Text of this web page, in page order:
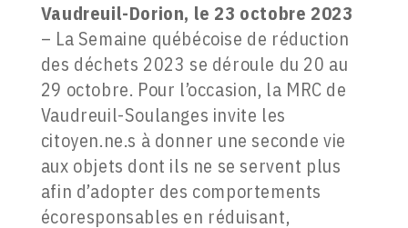
Vaudreuil-Dorion, le 23 octobre 2023
– La Semaine québécoise de réduction
des déchets 2023 se déroule du 20 au
29 octobre. Pour l’occasion, la MRC de
Vaudreuil-Soulanges invite les
citoyen.ne.s à donner une seconde vie
aux objets dont ils ne se servent plus
afin d’adopter des comportements
écoresponsables en réduisant,